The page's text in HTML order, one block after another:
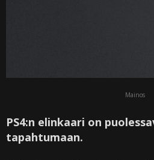
Mainos
PS4:n elinkaari on
tapahtumaan.